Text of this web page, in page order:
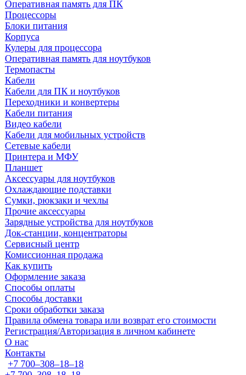
Оперативная память для ПК
Процессоры
Блоки питания
Корпуса
Кулеры для процессора
Оперативная память для ноутбуков
Термопасты
Кабели
Кабели для ПК и ноутбуков
Переходники и конвертеры
Кабели питания
Видео кабели
Кабели для мобильных устройств
Сетевые кабели
Принтера и МФУ
Планшет
Аксессуары для ноутбуков
Охлаждающие подставки
Сумки, рюкзаки и чехлы
Прочие аксессуары
Зарядные устройства для ноутбуков
Док-станции, концентраторы
Сервисный центр
Комиссионная продажа
Как купить
Оформление заказа
Способы оплаты
Способы доставки
Сроки обработки заказа
Правила обмена товара или возврат его стоимости
Регистрация/Авторизация в личном кабинете
О нас
Контакты
+7 700‒308‒18‒18